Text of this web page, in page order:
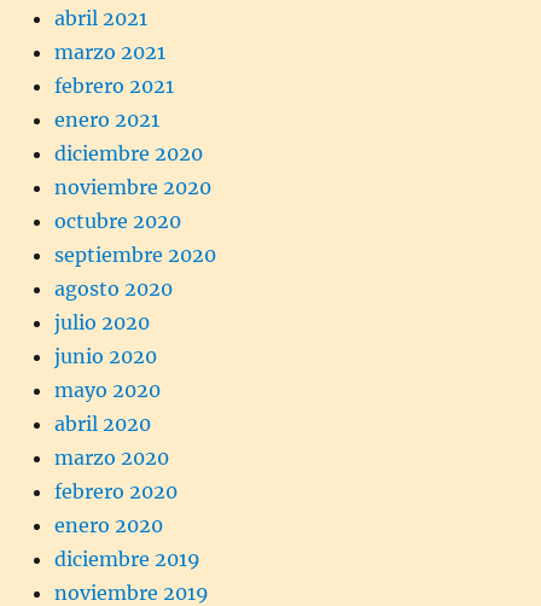
abril 2021
marzo 2021
febrero 2021
enero 2021
diciembre 2020
noviembre 2020
octubre 2020
septiembre 2020
agosto 2020
julio 2020
junio 2020
mayo 2020
abril 2020
marzo 2020
febrero 2020
enero 2020
diciembre 2019
noviembre 2019